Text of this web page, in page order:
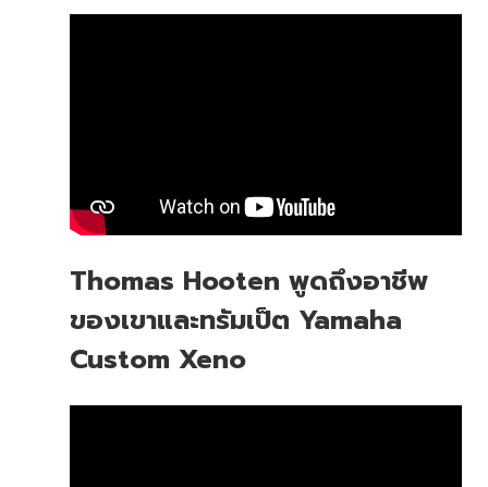
Thomas Hooten พูดถึงอาชีพ
ของเขาและทรัมเป็ต Yamaha
Custom Xeno